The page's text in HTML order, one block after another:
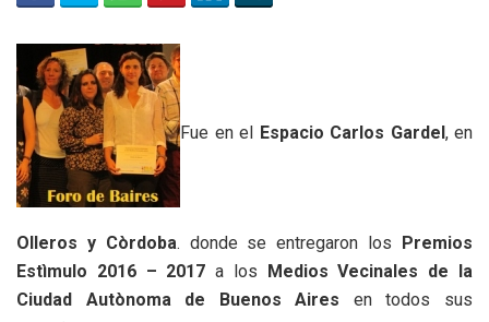
Fue en el Espacio Carlos Gardel, en
Olleros y Còrdoba. donde se entregaron los Premios
Estìmulo 2016 – 2017 a los Medios Vecinales de la
Ciudad Autònoma de Buenos Aires en todos sus